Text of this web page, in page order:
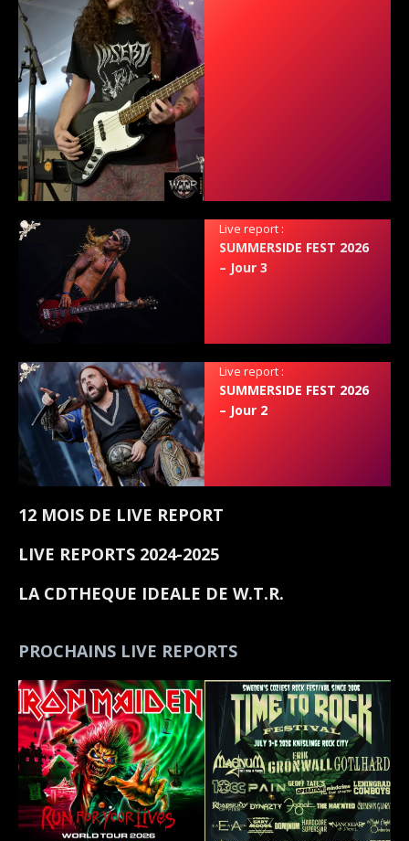
Live report :
SUMMERSIDE FEST 2026
– Jour 3
Live report :
SUMMERSIDE FEST 2026
– Jour 2
12 MOIS DE LIVE REPORT
LIVE REPORTS 2024-2025
LA CDTHEQUE IDEALE DE W.T.R.
PROCHAINS LIVE REPORTS